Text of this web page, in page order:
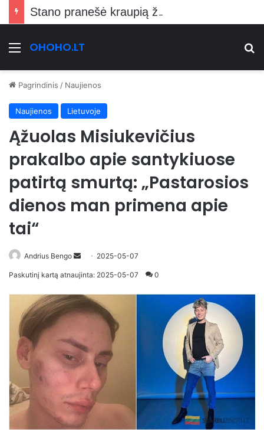
Stano pranešė kraupią žinią Vilniečiams
Meniu
OHOHO.LT
Pagrindinis / Naujienos
Naujienos Lietuvoje
Ąžuolas Misiukevičius
prakalbo apie santykiuose
patirtą smurtą: „Pastarosios
dienos man primena apie
tai“
Andrius Bengo
Send 2025-05-07
Paskutinį kartą atnaujinta: 2025-05-07 0